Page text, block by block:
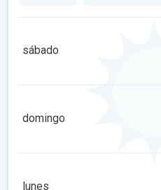
sábado
1
12 h 06:17 a.m.
domingo
lunes